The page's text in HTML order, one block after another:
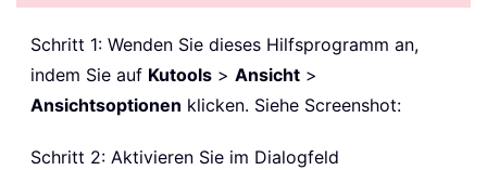
Schritt 1: Wenden Sie dieses Hilfsprogramm an,
indem Sie auf Kutools > Ansicht >
Ansichtsoptionen klicken. Siehe Screenshot:
Schritt 2: Aktivieren Sie im Dialogfeld